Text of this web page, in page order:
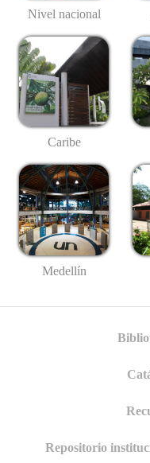
Nivel nacional
Caribe
Medellín
Repositorio